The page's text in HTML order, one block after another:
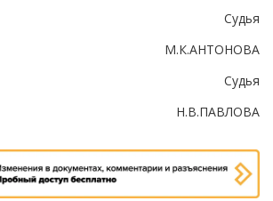
Судья
М.К.АНТОНОВА
Судья
Н.В.ПАВЛОВА